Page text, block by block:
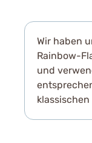
Wir haben
Rainbow-
und
klassischen